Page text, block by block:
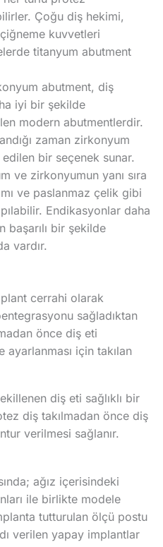
Çoğu diş hekimi,
kuvvetleri
titanyum abutment
abutment, diş
iyi bir şekilde
modern abutmentlerdir.
zaman zirkonyum
bir seçenek sunar.
ve zirkonyumun yanı sıra
ve paslanmaz çelik gibi
Endikasyonlar daha
başarılı bir şekilde
vardır.
cerrahi olarak
sağladıktan
önce diş eti
ayarlanması için takılan
diş eti sağlıklı bir
diş takılmadan önce diş
verilmesi sağlanır.
ağız içerisindeki
ile birlikte modele
tutturulan ölçü postu
verilen yapay implantlar